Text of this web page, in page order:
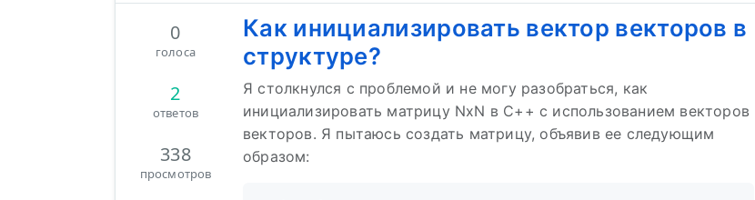
0
голоса
2
ответов
338
просмотров
Как инициализировать вектор векторов в
структуре?
Я столкнулся с проблемой и не могу разобраться, как
инициализировать матрицу NxN в C++ с использованием векторов
векторов. Я пытаюсь создать матрицу, объявив ее следующим
образом: